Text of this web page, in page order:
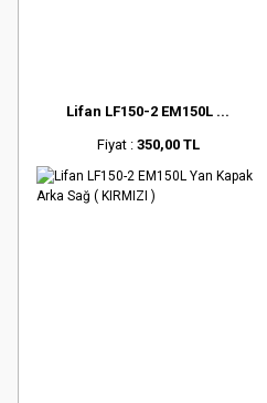
Lifan LF150-2 EM150L ...
Fiyat : 350,00 TL